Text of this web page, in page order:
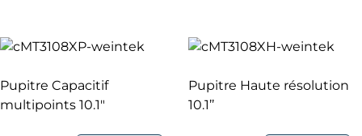
Pupitre Capacitif
multipoints 10.1″
Pupitre Haute résolution
10.1’’